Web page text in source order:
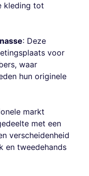
kleding tot
: Deze
voor
waar
hun originele
markt
met een
verscheidenheid
en tweedehands